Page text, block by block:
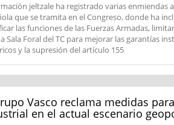
jeltzale ha registrado varias enmiendas
que se tramita en el Congreso, donde ha
las funciones de las Fuerzas Armadas,
Sala Foral del TC para mejorar las garantías
y la supresión del artículo 155
Vasco reclama medidas
en el actual escenario